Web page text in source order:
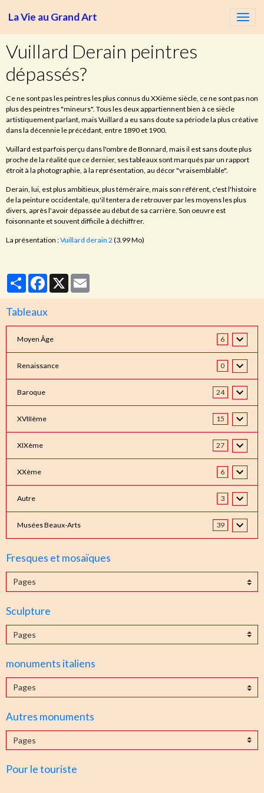
La Vie au Grand Art
Vuillard Derain peintres
dépassés?
Ce ne sont pas les peintres les plus connus du XXième siècle, ce ne sont pas non
plus des peintres "mineurs". Tous les deux appartiennent bien à ce siècle
artistiquement parlant, mais Vuillard a eu sans doute sa période la plus créative
dans la décennie le précédant, entre 1890 et 1900.
Vuillard est parfois perçu dans l'ombre de Bonnard, mais il est sans doute plus
proche de la réalité que ce dernier, ses tableaux sont marqués par un rapport
étroit à la photographie, à la représentation, au décor "vraisemblable".
Derain, lui, est plus ambitieux, plus téméraire, mais son référent, c'est l'histoire
de la peinture occidentale, qu'il tentera de retrouver par les moyens les plus
divers, après l'avoir dépassée au début de sa carrière. Son oeuvre est
foisonnante et souvent difficile à déchiffrer.
La présentation :Vuillard derain 2(3.99 Mo)
PartagerFacebook
X
Tableaux
Moyen Âge 6
Renaissance 0
Baroque 24
XVIIIème 15
XIXème 27
XXème 6
Autre 3
Musées Beaux-Arts 39
Fresques et mosaïques
Sculpture
monuments italiens
Autres monuments
Pour le touriste